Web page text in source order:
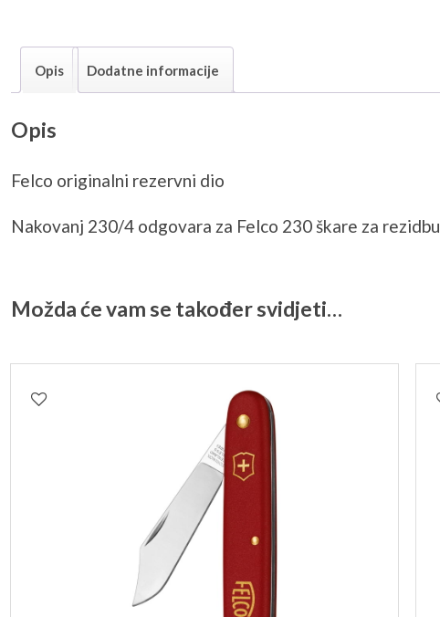
Opis Dodatne informacije
Opis
Felco originalni rezervni dio
Nakovanj 230/4 odgovara za Felco 230 škare za rezidbu
Možda će vam se također svidjeti…